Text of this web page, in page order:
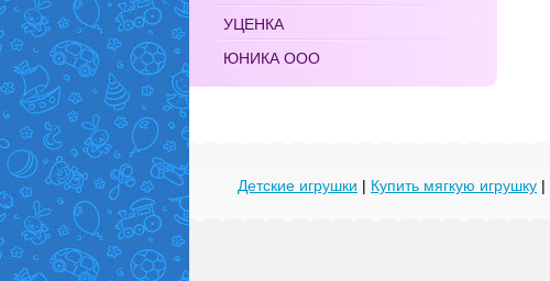
УЦЕНКА
ЮНИКА ООО
Детские игрушки | Купить мягкую игрушку |